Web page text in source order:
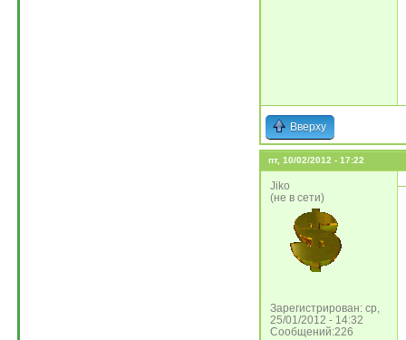
Вверху
пт, 10/02/2012 - 17:22
Jiko
(не в сети)
Зарегистрирован: ср,
25/01/2012 - 14:32
Сообщений:226